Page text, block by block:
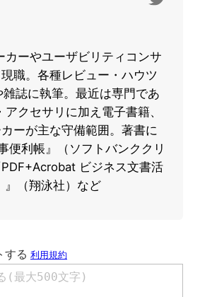
カーやユーザビリティコンサ
職。各種レビュー・ハウツ
雑誌に執筆。最近は専門であ
クセサリに加え電子書籍、
ーが主な守備範囲。著書に
便利帳』（ソフトバンククリ
ビジネス文書活
』（翔泳社）など